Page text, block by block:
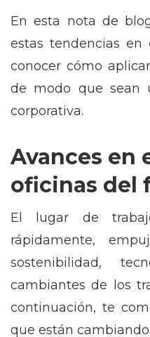
En esta nota de
estas tendencias en
conocer cómo
de modo que sean
corporativa.
Avances en
oficinas del
El lugar de
rápidamente,
sostenibilidad,
cambiantes de los
continuación, te
que están